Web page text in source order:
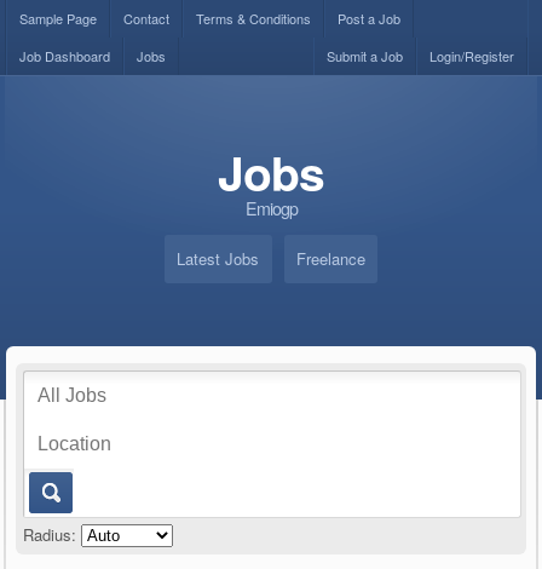
Sample Page Contact Terms & Conditions
Post a Job
Job Dashboard
Jobs Login/Register
Submit a Job
Jobs
Emiogp
Latest Jobs Freelance
Radius: